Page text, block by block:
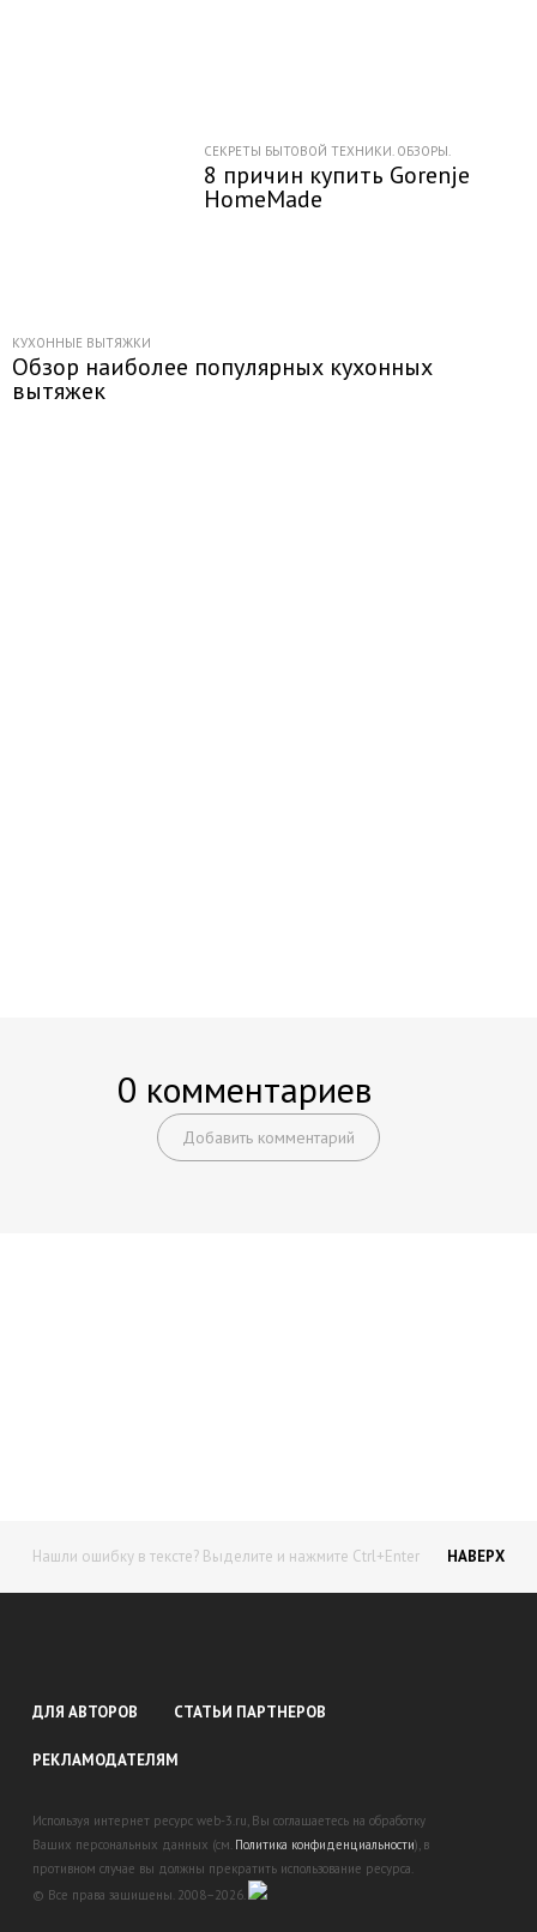
СЕКРЕТЫ БЫТОВОЙ ТЕХНИКИ. ОБЗОРЫ.
8 причин купить Gorenje
HomeMade
КУХОННЫЕ ВЫТЯЖКИ
Обзор наиболее популярных кухонных
вытяжек
0 комментариев
Добавить комментарий
Нашли ошибку в тексте? Выделите и нажмите Ctrl+Enter НАВЕРХ
ДЛЯ АВТОРОВ СТАТЬИ ПАРТНЕРОВ
РЕКЛАМОДАТЕЛЯМ
Используя интернет ресурс web-3.ru, Вы соглашаетесь на обработку
Ваших персональных данных (см. Политика конфиденциальности), в
противном случае вы должны прекратить использование ресурса.
© Все права защищены. 2008–2026.